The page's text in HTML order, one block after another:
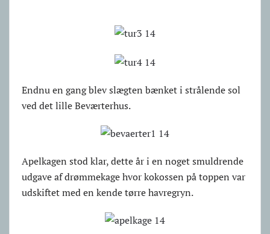
Endnu en gang blev slægten bænket i strålende sol
ved det lille Beværterhus.
Apelkagen stod klar, dette år i en noget smuldrende
udgave af drømmekage hvor kokossen på toppen var
udskiftet med en kende tørre havregryn.